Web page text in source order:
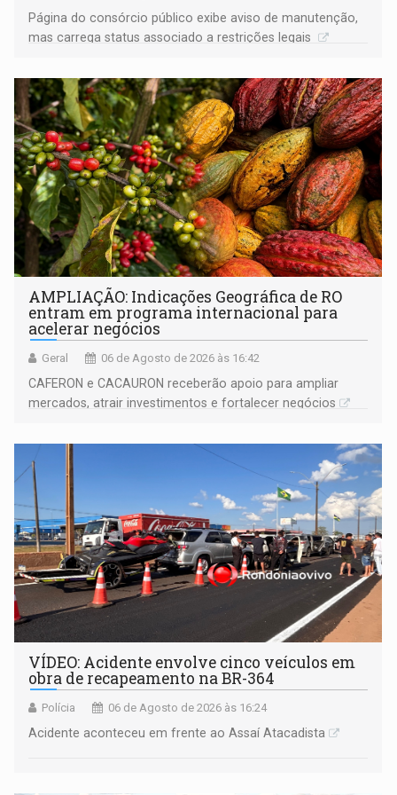
Página do consórcio público exibe aviso de manutenção,
mas carrega status associado a restrições legais
AMPLIAÇÃO: Indicações Geográfica de RO
entram em programa internacional para
acelerar negócios
Geral 06 de Agosto de 2026 às 16:42
CAFERON e CACAURON receberão apoio para ampliar
mercados, atrair investimentos e fortalecer negócios
VÍDEO: Acidente envolve cinco veículos em
obra de recapeamento na BR-364
Polícia 06 de Agosto de 2026 às 16:24
Acidente aconteceu em frente ao Assaí Atacadista